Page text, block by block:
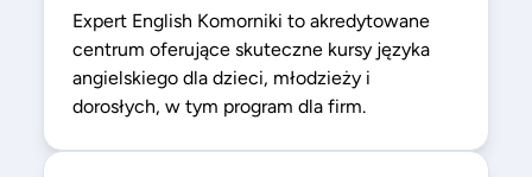
Expert English Komorniki to akredytowane
centrum oferujące skuteczne kursy języka
angielskiego dla dzieci, młodzieży i
dorosłych, w tym program dla firm.